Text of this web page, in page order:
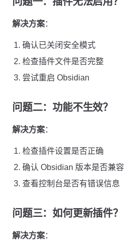
解决方案：
确认已关闭安全模式
检查插件文件是否完整
尝试重启 Obsidian
问题二：功能不生效？
解决方案：
检查插件设置是否正确
确认 Obsidian 版本是否兼容
查看控制台是否有错误信息
问题三：如何更新插件？
解决方案：